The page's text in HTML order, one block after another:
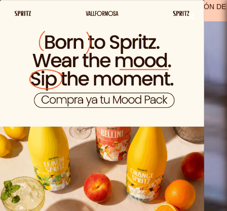
(A EXCEPCIÓN DE
LOS PRODUCTOS SOLO VIDA)
×